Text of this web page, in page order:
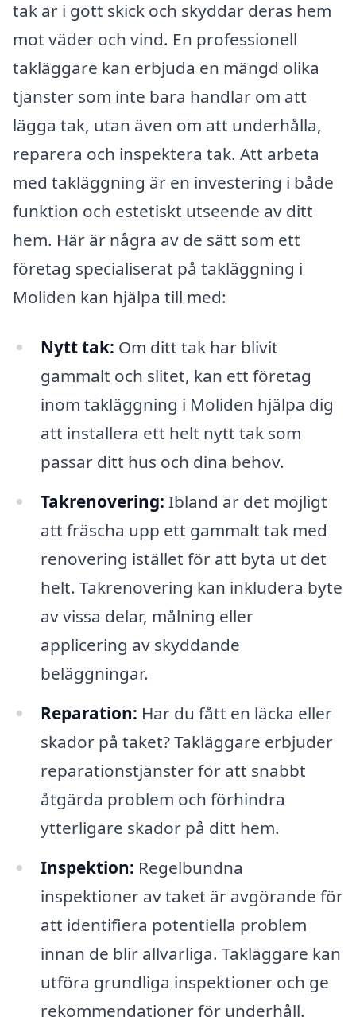
tak är i gott skick och skyddar deras hem
mot väder och vind. En professionell
takläggare kan erbjuda en mängd olika
tjänster som inte bara handlar om att
lägga tak, utan även om att underhålla,
reparera och inspektera tak. Att arbeta
med takläggning är en investering i både
funktion och estetiskt utseende av ditt
hem. Här är några av de sätt som ett
företag specialiserat på takläggning i
Moliden kan hjälpa till med:
Nytt tak: Om ditt tak har blivit
gammalt och slitet, kan ett företag
inom takläggning i Moliden hjälpa dig
att installera ett helt nytt tak som
passar ditt hus och dina behov.
Takrenovering: Ibland är det möjligt
att fräscha upp ett gammalt tak med
renovering istället för att byta ut det
helt. Takrenovering kan inkludera byte
av vissa delar, målning eller
applicering av skyddande
beläggningar.
Reparation: Har du fått en läcka eller
skador på taket? Takläggare erbjuder
reparationstjänster för att snabbt
åtgärda problem och förhindra
ytterligare skador på ditt hem.
Inspektion: Regelbundna
inspektioner av taket är avgörande för
att identifiera potentiella problem
innan de blir allvarliga. Takläggare kan
utföra grundliga inspektioner och ge
rekommendationer för underhåll.